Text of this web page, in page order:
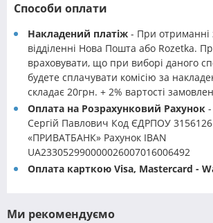
Способи оплати
Накладений платіж - При отриманні
відділенні Нова Пошта або Rozetka.
враховувати, що при виборі даного
будете сплачувати комісію за
складає 20грн. + 2% вартості
Оплата на Розрахунковий Рахунок
Сергій Павлович Код ЄДРПОУ
«ПРИВАТБАНК» Рахунок IBAN
UA233052990000026007016006492
Оплата карткою Visa, Mastercard -
Ми рекомендуємо